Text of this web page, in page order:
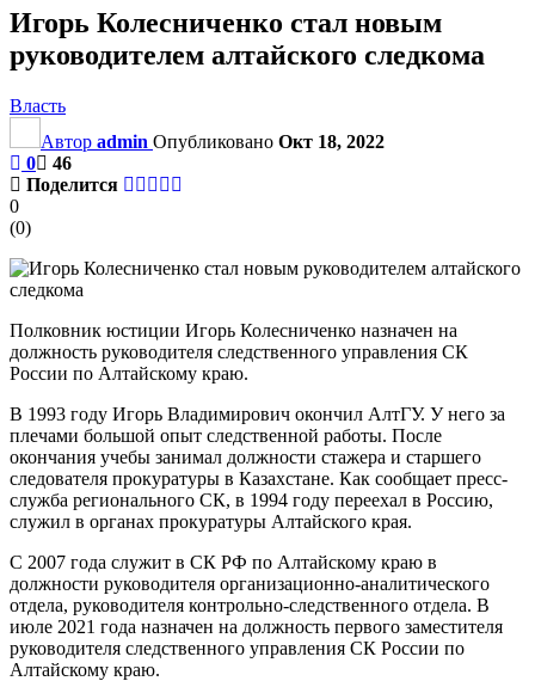
Игорь Колесниченко стал новым
руководителем алтайского следкома
Власть
Автор admin Опубликовано Окт 18, 2022
0
46
Поделится
0
(0)
Полковник юстиции Игорь Колесниченко назначен на
должность руководителя следственного управления СК
России по Алтайскому краю.
В 1993 году Игорь Владимирович окончил АлтГУ. У него за
плечами большой опыт следственной работы. После
окончания учебы занимал должности стажера и старшего
следователя прокуратуры в Казахстане. Как сообщает пресс-
служба регионального СК, в 1994 году переехал в Россию,
служил в органах прокуратуры Алтайского края.
С 2007 года служит в СК РФ по Алтайскому краю в
должности руководителя организационно-аналитического
отдела, руководителя контрольно-следственного отдела. В
июле 2021 года назначен на должность первого заместителя
руководителя следственного управления СК России по
Алтайскому краю.